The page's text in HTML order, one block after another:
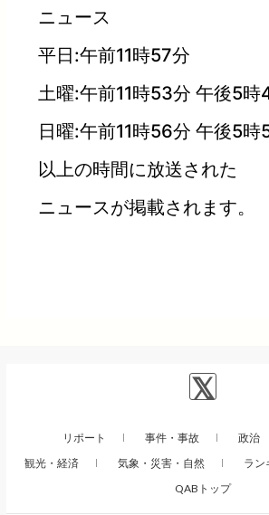
ニュース
平日:午前11時57分
土曜:午前11時53分 午後5時
日曜:午前11時56分 午後5時
以上の時間に放送された
ニュースが掲載されます。
リポート 事件・事故 政治
観光・経済
気象・災害・自然 ラン
QABトップ